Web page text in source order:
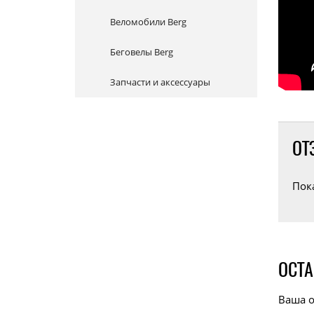
Веломобили Berg
Беговелы Berg
Запчасти и аксессуары
Ваша